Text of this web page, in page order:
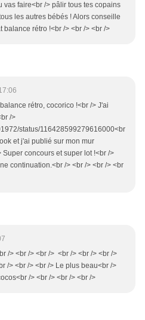
vas faire<br /> pâlir tous tes copains
les autres bébés ! Alors conseille
balance rétro !<br /> <br /> <br />
rétro, cocorico !<br /> J'ai
/>
status/116428599279616000<br
et j'ai publié sur mon mur
concours et super lot !<br />
continuation.<br /> <br /> <br /> <br
/> <br /> <br /> <br /> <br /> <br />
/> <br /> <br /> Le plus beau<br />
/> <br /> <br /> <br />